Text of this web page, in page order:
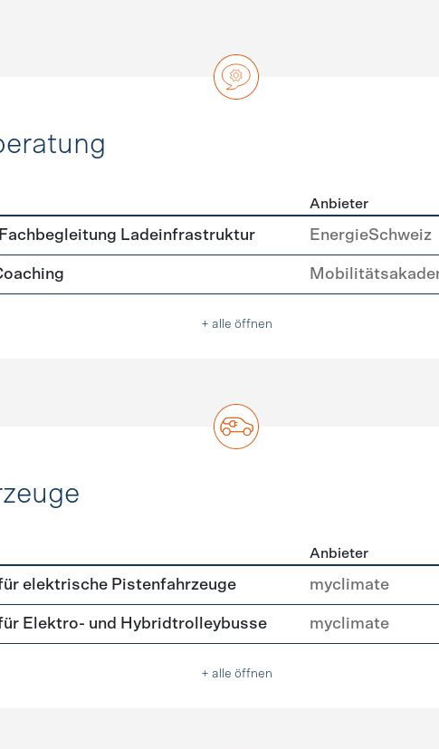
Anbieter
Ladeinfrastruktur EnergieSchweiz
+ alle öffnen
Anbieter
elektrische Pistenfahrzeuge myclimate
Elektro- und Hybridtrolleybusse myclimate
+ alle öffnen